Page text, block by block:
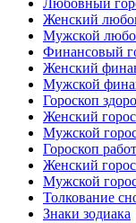
Любовный
Женский
Мужской
Финансовый
Женский
Мужской
Гороскоп
Женский
Мужской
Гороскоп
Женский
Мужской
Толкование
Знаки зодиака